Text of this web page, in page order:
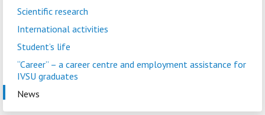
Scientific research
International activities
Student’s life
“Career” – a сareer centre and employment assistance for
IVSU graduates
News